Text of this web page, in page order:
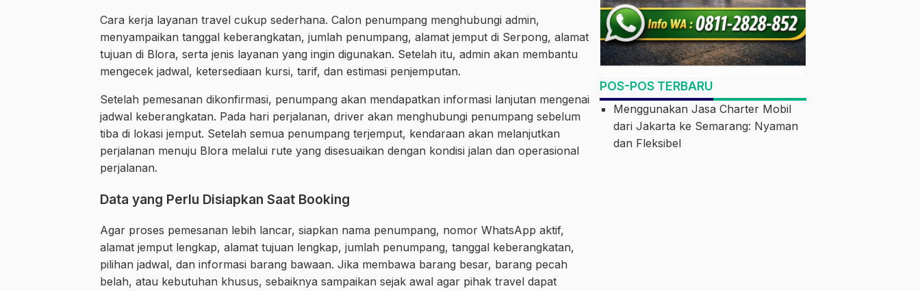
Cara kerja layanan travel cukup sederhana. Calon penumpang menghubungi admin,
menyampaikan tanggal keberangkatan, jumlah penumpang, alamat jemput di Serpong, alamat
tujuan di Blora, serta jenis layanan yang ingin digunakan. Setelah itu, admin akan membantu
mengecek jadwal, ketersediaan kursi, tarif, dan estimasi penjemputan.
Setelah pemesanan dikonfirmasi, penumpang akan mendapatkan informasi lanjutan mengenai
jadwal keberangkatan. Pada hari perjalanan, driver akan menghubungi penumpang sebelum
tiba di lokasi jemput. Setelah semua penumpang terjemput, kendaraan akan melanjutkan
perjalanan menuju Blora melalui rute yang disesuaikan dengan kondisi jalan dan operasional
perjalanan.
Data yang Perlu Disiapkan Saat Booking
Agar proses pemesanan lebih lancar, siapkan nama penumpang, nomor WhatsApp aktif,
alamat jemput lengkap, alamat tujuan lengkap, jumlah penumpang, tanggal keberangkatan,
pilihan jadwal, dan informasi barang bawaan. Jika membawa barang besar, barang pecah
belah, atau kebutuhan khusus, sebaiknya sampaikan sejak awal agar pihak travel dapat
POS-POS TERBARU
Menggunakan Jasa Charter Mobil
dari Jakarta ke Semarang: Nyaman
dan Fleksibel